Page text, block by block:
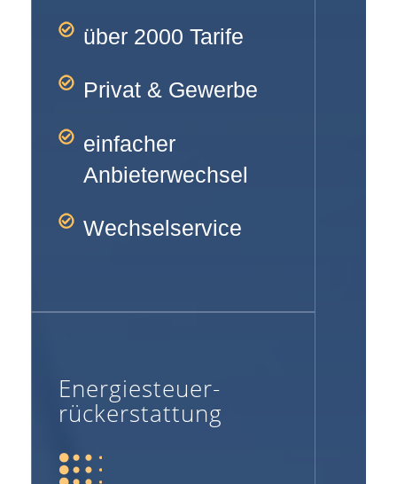
über 2000 Tarife
Privat & Gewerbe
einfacher
Anbieterwechsel
Wechselservice
Energiesteuer-
rückerstattung